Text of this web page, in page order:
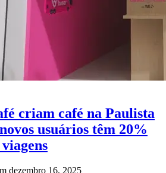
criam café na Paulista
usuários têm 20%
dezembro 16, 2025